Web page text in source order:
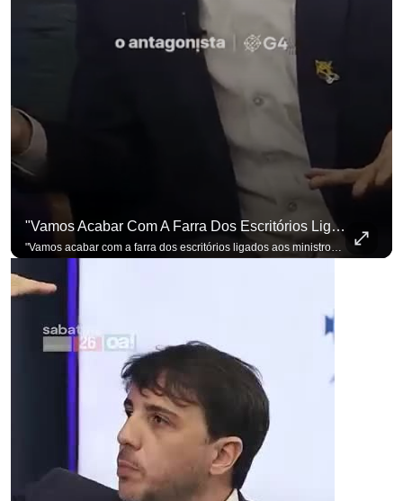
"Vamos Acabar Com A Farra Dos Escritórios Ligados Aos Ministros Do STF"